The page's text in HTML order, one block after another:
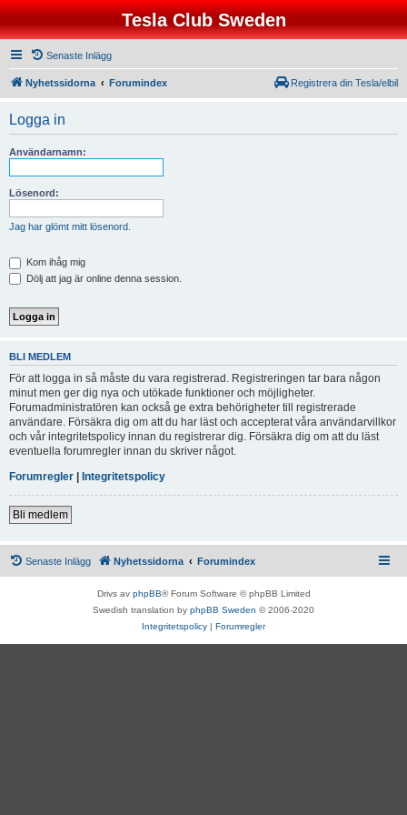
Tesla Club Sweden
Senaste Inlägg
Nyhetssidorna Forumindex Registrera din Tesla/elbil
Logga in
Användarnamn:
Lösenord:
Jag har glömt mitt lösenord.
Kom ihåg mig
Dölj att jag är online denna session.
BLI MEDLEM
För att logga in så måste du vara registrerad. Registreringen tar bara någon
minut men ger dig nya och utökade funktioner och möjligheter.
Forumadministratören kan också ge extra behörigheter till registrerade
användare. Försäkra dig om att du har läst och accepterat våra användarvillkor
och vår integritetspolicy innan du registrerar dig. Försäkra dig om att du läst
eventuella forumregler innan du skriver något.
Forumregler | Integritetspolicy
Bli medlem
Senaste Inlägg Nyhetssidorna Forumindex
Drivs av phpBB® Forum Software © phpBB Limited
Swedish translation by phpBB Sweden © 2006-2020
Integritetspolicy | Forumregler